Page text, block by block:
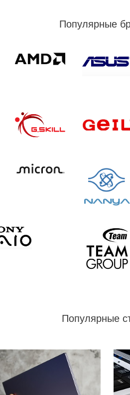
Популярные
Популярные